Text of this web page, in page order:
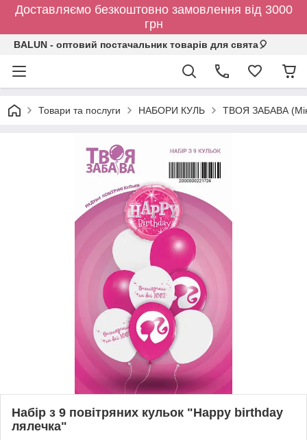
Доставляємо безкоштовно замовлення від 3000
грн
BALUN - оптовий постачальник товарів для свята🎈
Товари та послуги НАБОРИ КУЛЬ ТВОЯ ЗАБАВА
Набір з 9 повітряних кульок "Happy birthday
лялечка"